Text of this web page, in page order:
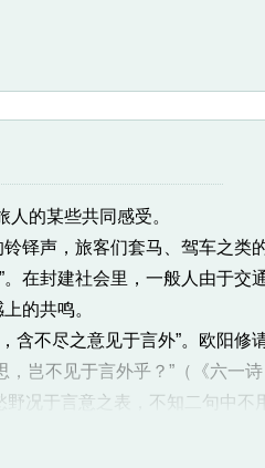
用作中药。
说：枳花鲜艳地开放在驿站墙边
因名杜陵，这里指长安。作者
的某些共同感受。
铎声，旅客们套马、驾车之类
在封建社会里，一般人由于交
的共鸣。
不尽之意见于言外”。欧阳修
，岂不见于言外乎？”（《六一诗
况于言意之表，不知二句中不用
清浊，音韵之谐舛，而云我能
闲字，止提掇紧关物色字样”的